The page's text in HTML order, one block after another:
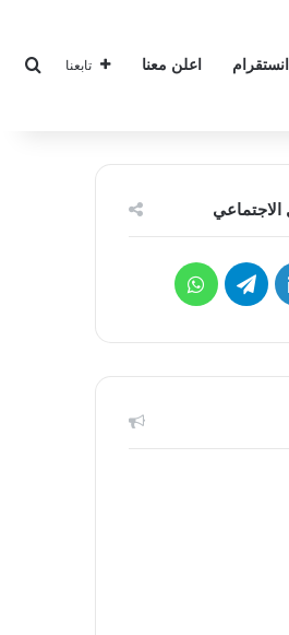
انستقرام اعلن معنا تابعنا
لينكدإنتيلقرامواتساب